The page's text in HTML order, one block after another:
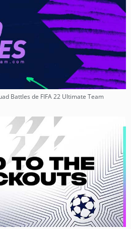
Battles de FIFA 22 Ultimate Team